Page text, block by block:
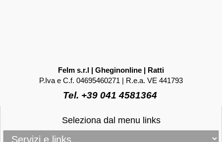
Felm s.r.l | Gheginonline | Ratti
P.Iva e C.f. 04695460271 | R.e.a. VE 441793
Tel. +39 041 4581364
Seleziona dal menu links